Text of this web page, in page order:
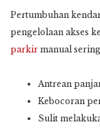
Pertumbuhan
pengelolaan akses
parkir manual
Antrean
Kebocoran
Sulit